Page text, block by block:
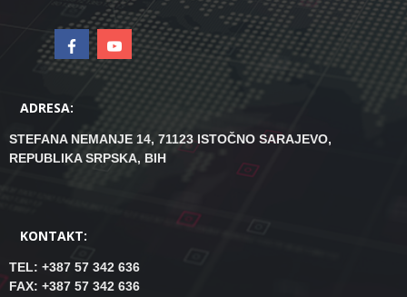
ADRESA:
STEFANA NEMANJE 14, 71123 ISTOČNO SARAJEVO,
REPUBLIKA SRPSKA, BIH
KONTAKT:
TEL: +387 57 342 636
FAX: +387 57 342 636